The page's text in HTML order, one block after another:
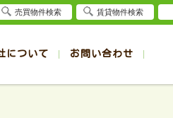
について お問い合わせ
売買物件検索 賃貸物件検索